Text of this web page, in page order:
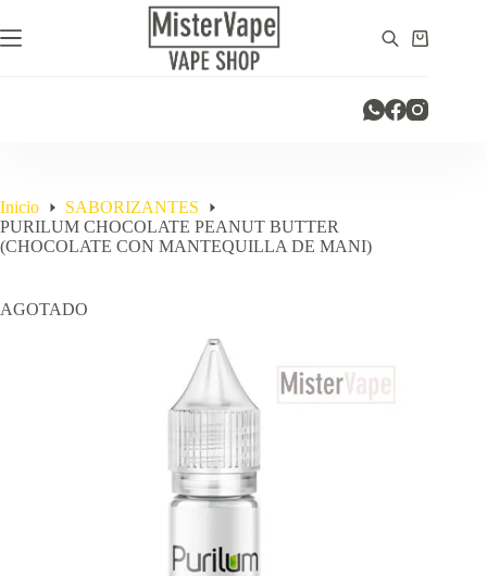
al
contenido
Carro
Inicio
SABORIZANTES
PURILUM CHOCOLATE PEANUT BUTTER
(CHOCOLATE CON MANTEQUILLA DE MANI)
AGOTADO